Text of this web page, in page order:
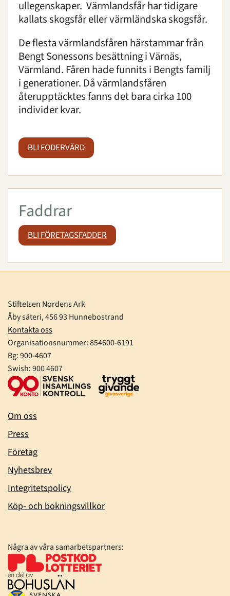
ullegenskaper. Värmlandsfår har tidigare
kallats skogsfår eller värmländska skogsfår.
De flesta värmlandsfåren härstammar från
Bengt Sonessons besättning i Värnäs,
Värmland. Fåren hade funnits i Bengts familj
i generationer. Då värmlandsfåren
återupptäcktes fanns det bara cirka 100
individer kvar.
BLI FODERVÄRD
Faddrar
BLI FÖRETAGSFADDER
Stiftelsen Nordens Ark
Åby säteri, 456 93 Hunnebostrand
Kontakta oss
Organisationsnummer:854600-6191
Bg: 900-4607
Swish: 900 4607
Om oss
Press
Företag
Nyhetsbrev
Integritetspolicy
Köp- och bokningsvillkor
Några av våra samarbetspartners: